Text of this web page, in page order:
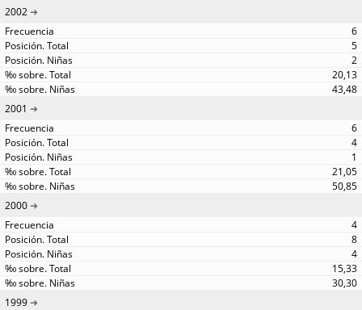
2002
6
5
2
20,13
43,48
2001
6
4
1
21,05
50,85
2000
4
8
4
15,33
30,30
1999